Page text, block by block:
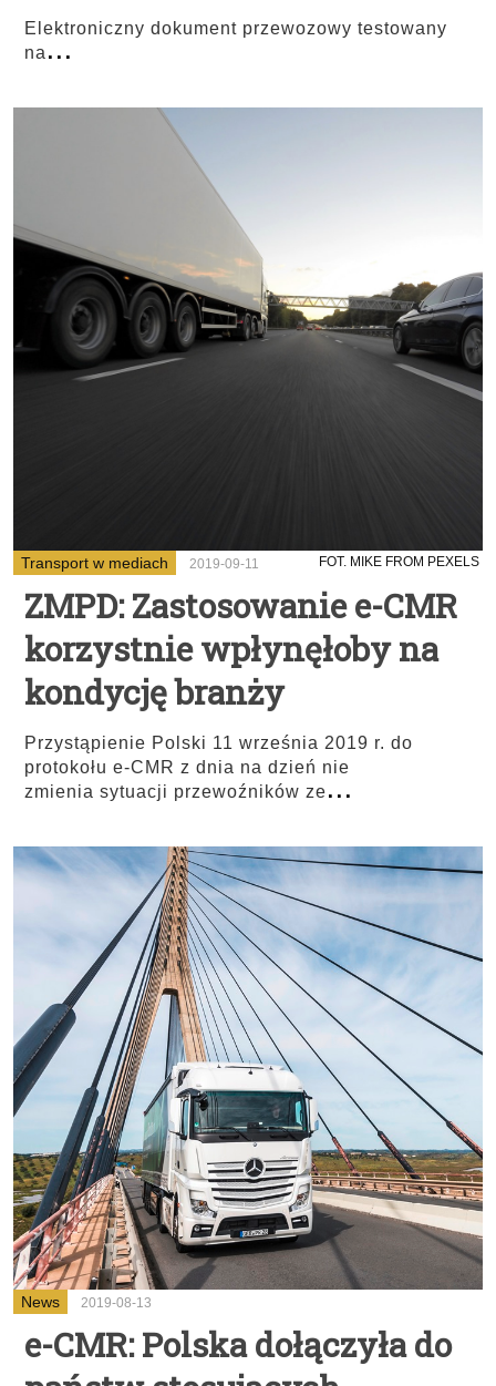
Elektroniczny dokument przewozowy testowany
na...
Transport w mediach 2019-09-11 FOT. MIKE FROM PEXELS
ZMPD: Zastosowanie e-CMR
korzystnie wpłynęłoby na
kondycję branży
Przystąpienie Polski 11 września 2019 r. do
protokołu e-CMR z dnia na dzień nie
zmienia sytuacji przewoźników ze...
News 2019-08-13
e-CMR: Polska dołączyła do